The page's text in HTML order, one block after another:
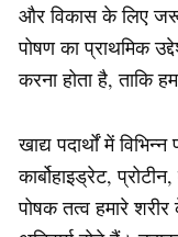
और विकास के लिए
पोषण का प्राथमिक
करना होता है, ताकि
खाद्य पदार्थों में
कार्बोहाइड्रेट,
पोषक तत्व हमारे